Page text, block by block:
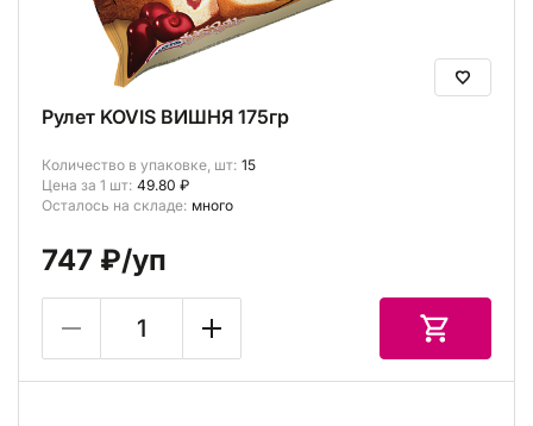
Рулет KOVIS ВИШНЯ 175гр
Количество в упаковке, шт: 15
Цена за 1 шт: 49.80 ₽
Осталось на складе: много
747 ₽/уп